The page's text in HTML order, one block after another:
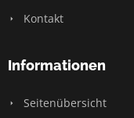
Kontakt
Informationen
Seitenübersicht